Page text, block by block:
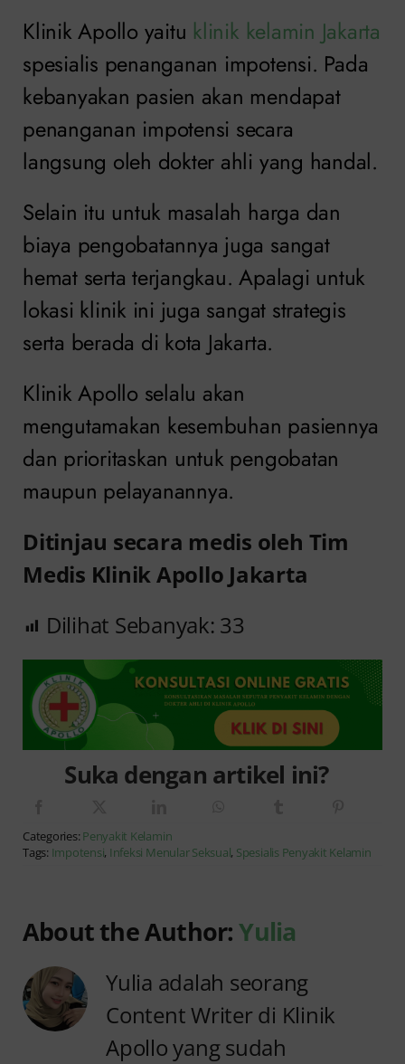
Klinik Apollo yaitu klinik kelamin Jakarta
spesialis penanganan impotensi. Pada
kebanyakan pasien akan mendapat
penanganan impotensi secara
langsung oleh dokter ahli yang handal.
Selain itu untuk masalah harga dan
biaya pengobatannya juga sangat
hemat serta terjangkau. Apalagi untuk
lokasi klinik ini juga sangat strategis
serta berada di kota Jakarta.
Klinik Apollo selalu akan
mengutamakan kesembuhan pasiennya
dan prioritaskan untuk pengobatan
maupun pelayanannya.
Ditinjau secara medis oleh Tim
Medis Klinik Apollo Jakarta
Dilihat Sebanyak: 33
Suka dengan artikel ini?
Categories: Penyakit Kelamin
Tags: Impotensi, Infeksi Menular Seksual, Spesialis Penyakit Kelamin
About the Author:Yulia
Yulia adalah seorang
Content Writer di Klinik
Apollo yang sudah